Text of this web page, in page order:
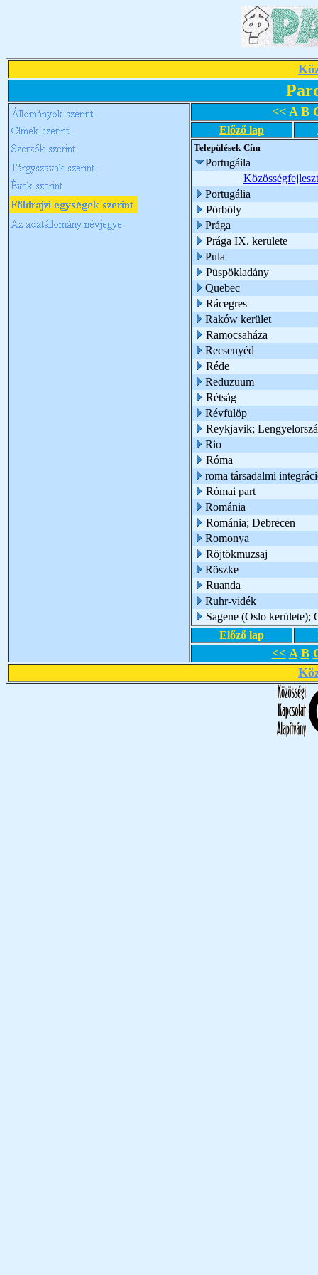
<< A B
Előző lap
Települések Cím
Portugáila
Portugália
Pörböly
Prága
Prága IX. kerülete
Pula
Püspökladány
Quebec
Rácegres
Raków kerület
Ramocsaháza
Recsenyéd
Réde
Reduzuum
Rétság
Révfülöp
Reykjavik;
Rio
Róma
roma társadalmi
Római part
Románia
Románia; Debrecen
Romonya
Röjtökmuzsaj
Röszke
Ruanda
Ruhr-vidék
Sagene (Oslo kerülete);
Előző lap
<< A B